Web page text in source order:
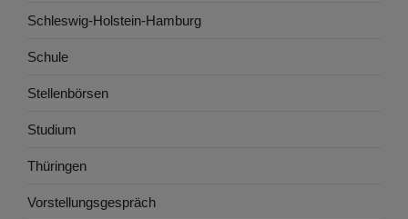
Schleswig-Holstein-Hamburg
Schule
Stellenbörsen
Studium
Thüringen
Vorstellungsgespräch